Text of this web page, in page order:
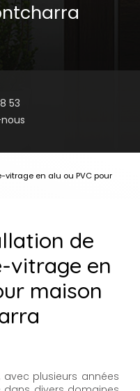
53
en alu ou PVC pour
de
vitrage en
maison
avec plusieurs années